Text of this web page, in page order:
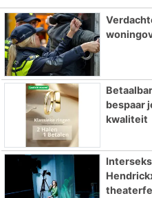
bespaar
kwaliteit